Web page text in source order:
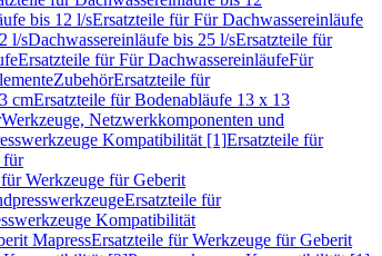
bis 12 l/sErsatzteile für Für Dachwassereinläufe
l/sDachwassereinläufe bis 25 l/sErsatzteile für
Ersatzteile für Für DachwassereinläufeFür
ZubehörErsatzteile für
cmErsatzteile für Bodenabläufe 13 x 13
Werkzeuge, Netzwerkkomponenten und
Kompatibilität [1]Ersatzteile für
für
Werkzeuge für Geberit
Ersatzteile für
Kompatibilität
MapressErsatzteile für Werkzeuge für Geberit